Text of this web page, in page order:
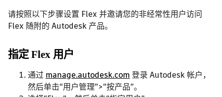
请按照以下步骤设置 Flex 并邀请您的非经常性用户访问
Flex 随附的 Autodesk 产品。
指定 Flex 用户
通过 manage.autodesk.com 登录 Autodesk 帐户，
然后单击“用户管理”>“按产品”。